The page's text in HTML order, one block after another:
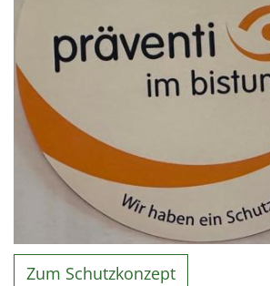
Zum Schutzkonzept